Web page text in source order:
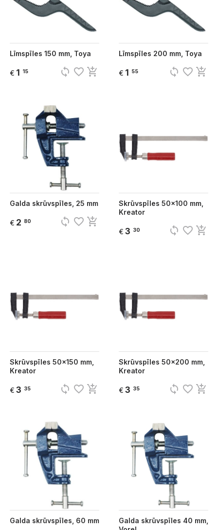
Līmspīles 150 mm, Toya
€ 1 15 sync favorite_border add_shopping_cart
Līmspīles 200 mm, Toya
€ 1 55 sync favorite_border add_shopping_cart
Galda skrūvspīles, 25 mm
€ 2 80 sync favorite_border add_shopping_cart
Skrūvspīles 50x100 mm,
Kreator
€ 3 30 sync favorite_border add_shopping_cart
Skrūvspīles 50x150 mm,
Kreator
€ 3 35 sync favorite_border add_shopping_cart
Skrūvspīles 50x200 mm,
Kreator
€ 3 35 sync favorite_border add_shopping_cart
Galda skrūvspīles, 60 mm
Galda skrūvspīles 40 mm,